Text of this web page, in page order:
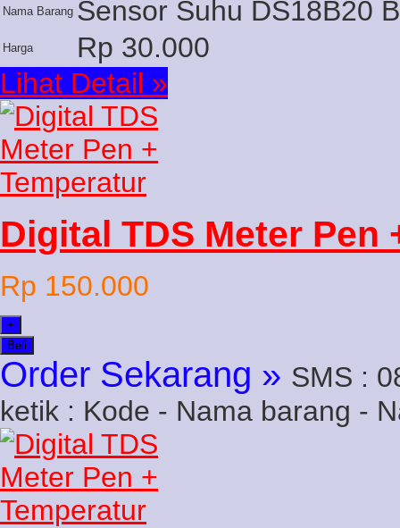
Nama Barang Sensor Suhu DS18B20
Harga
Rp 30.000
Lihat Detail »
Digital TDS Meter Pen
Rp 150.000
+
Beli
Order Sekarang » SMS :
ketik : Kode - Nama barang -